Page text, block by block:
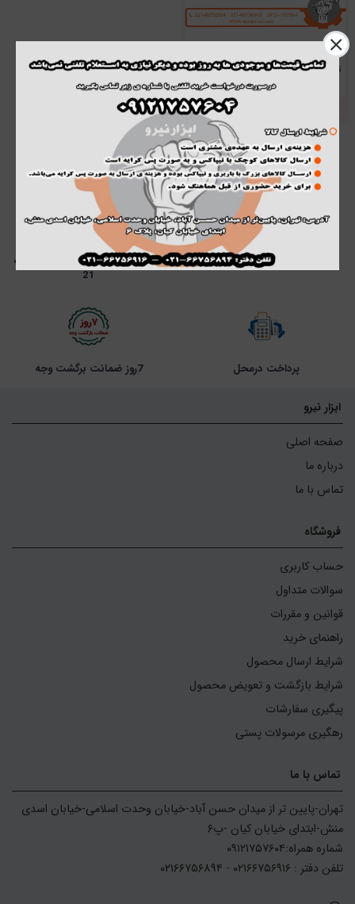
تورچ دو حالته سیلور مدل GT-TR-SM
تحویل اکسپرس
پشتیبانی از ساعت 8صبح تا ساعت
21
پرداخت درمحل 7روز ضمانت برگشت وجه
ابزار نیرو
صفحه اصلی
درباره ما
تماس با ما
فروشگاه
حساب کاربری
سوالات متداول
قوانین و مقررات
راهنمای خرید
شرایط ارسال محصول
شرایط بازگشت و تعویض محصول
پیگیری سفارشات
رهگیری مرسولات پستی
تماس با ما
تلفن دفتر : ۰۲۱۶۶۷۵۶۹۱۶ - ۰۲۱۶۶۷۵۶۸۹۴